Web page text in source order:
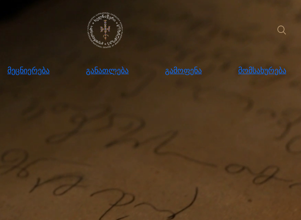
მეცნიერება განათლება გამოფენა მომსახურება
განათლება